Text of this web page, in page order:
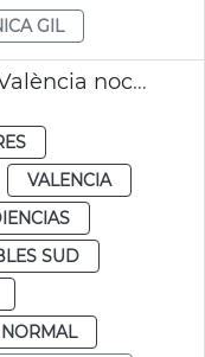
GIL
Dispositivo especial EMT València noche San Juan
VALENCIA
SUD
NORMAL